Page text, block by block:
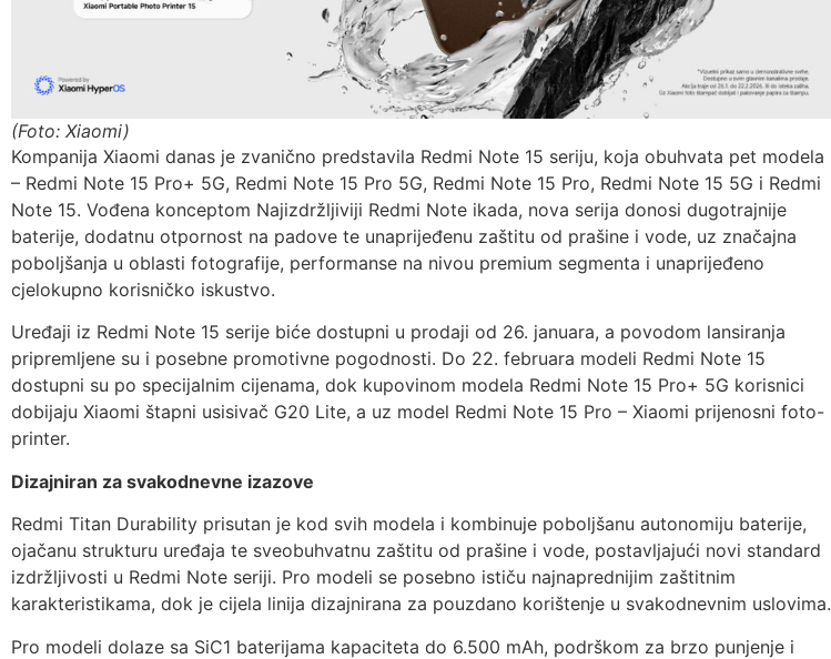
(Foto: Xiaomi)
Kompanija Xiaomi danas je zvanično predstavila Redmi Note 15 seriju, koja obuhvata pet modela
– Redmi Note 15 Pro+ 5G, Redmi Note 15 Pro 5G, Redmi Note 15 Pro, Redmi Note 15 5G i Redmi
Note 15. Vođena konceptom Najizdržljiviji Redmi Note ikada, nova serija donosi dugotrajnije
baterije, dodatnu otpornost na padove te unaprijeđenu zaštitu od prašine i vode, uz značajna
poboljšanja u oblasti fotografije, performanse na nivou premium segmenta i unaprijeđeno
cjelokupno korisničko iskustvo.
Uređaji iz Redmi Note 15 serije biće dostupni u prodaji od 26. januara, a povodom lansiranja
pripremljene su i posebne promotivne pogodnosti. Do 22. februara modeli Redmi Note 15
dostupni su po specijalnim cijenama, dok kupovinom modela Redmi Note 15 Pro+ 5G korisnici
dobijaju Xiaomi štapni usisivač G20 Lite, a uz model Redmi Note 15 Pro – Xiaomi prijenosni foto-
printer.
Dizajniran za svakodnevne izazove
Redmi Titan Durability prisutan je kod svih modela i kombinuje poboljšanu autonomiju baterije,
ojačanu strukturu uređaja te sveobuhvatnu zaštitu od prašine i vode, postavljajući novi standard
izdržljivosti u Redmi Note seriji. Pro modeli se posebno ističu najnaprednijim zaštitnim
karakteristikama, dok je cijela linija dizajnirana za pouzdano korištenje u svakodnevnim uslovima.
Pro modeli dolaze sa SiC1 baterijama kapaciteta do 6.500 mAh, podrškom za brzo punjenje i